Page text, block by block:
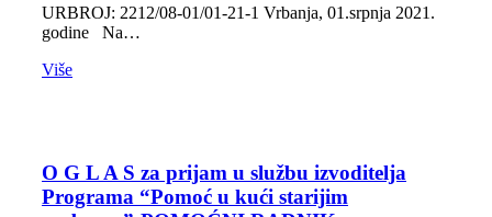
URBROJ: 2212/08-01/01-21-1 Vrbanja, 01.srpnja 2021.
godine Na…
Više
O G L A S za prijam u službu izvoditelja
Programa “Pomoć u kući starijim